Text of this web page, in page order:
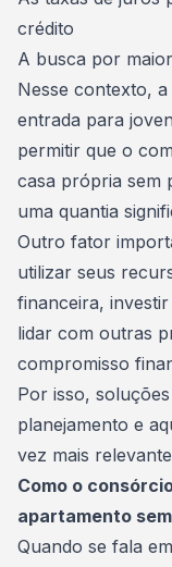
crédito
A busca por
Nesse contexto, a
entrada para
permitir que o
casa própria sem
uma quantia
Outro fator
utilizar seus
financeira,
lidar com outras
compromisso
Por isso,
planejamento e
vez mais
Como o
apartamento
Quando se fala